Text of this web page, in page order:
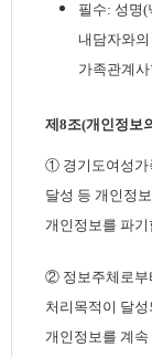
필수: 성명(
내담자와
가족관계
제8조(개인정보
① 경기도여성가
달성 등 개인정
개인정보를 파기
② 정보주체로부
처리목적이 달
개인정보를 계